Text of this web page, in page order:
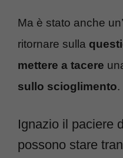
Ma è stato anche
ritornare sulla
mettere a tacere
sullo scioglimento.
Ignazio il paciere
possono stare